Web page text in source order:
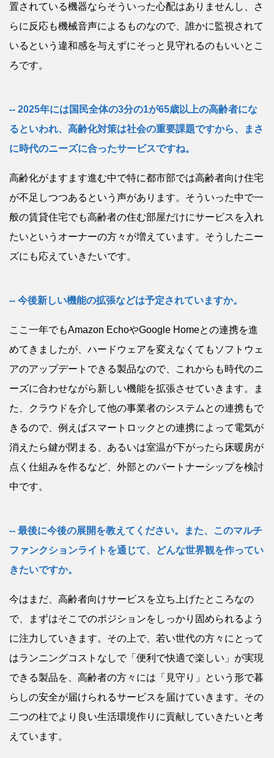
置されている機器ならそういった心配はありませんし、さ
らに反応も機械音声によるものなので、誰かに監視されて
いるという違和感を与えずにそっと見守れるのもいいとこ
ろです。
2025年には国民全体の3分の1が65歳以上の高齢者にな
るといわれ、高齢化対策は社会の重要課題ですから、まさ
に時代のニーズに合ったサービスですね。
高齢化がますます進む中で特に都市部では高齢者向け住宅
が不足しつつあるという声があります。そういった中で一
般の賃貸住宅でも高齢者の住む部屋だけにサービスを入れ
たいというオーナーの方々が増えています。そうしたニー
ズにも応えていきたいです。
今後新しい機能の拡張などは予定されていますか。
ここ一年でもAmazon EchoやGoogle Homeとの連携を進
めてきましたが、ハードウェアを変えなくてもソフトウェ
アのアップデートできる製品なので、これからも時代のニ
ーズに合わせながら新しい機能を拡張させていきます。ま
た、クラウドを介して他の事業者のシステムとの連携もで
きるので、例えばスマートロックとの連携によって電気が
消えたら鍵が閉まる、あるいは室温が下がったら床暖房が
点く仕組みを作るなど、外部とのパートナーシップを検討
中です。
最後に今後の展開を教えてください。また、このマルチ
ファンクションライトを通じて、どんな世界観を作ってい
きたいですか。
今はまだ、高齢者向けサービスを立ち上げたところなの
で、まずはそこでのポジションをしっかり固められるよう
に注力していきます。その上で、若い世代の方々にとって
はランニングコストなしで「便利で快適で楽しい」が実現
できる製品を、高齢者の方々には「見守り」という形で暮
らしの安全が届けられるサービスを届けていきます。その
二つの柱でより良い生活環境作りに貢献していきたいと考
えています。